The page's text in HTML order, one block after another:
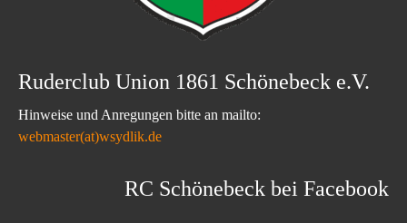
Ruderclub Union 1861 Schönebeck e.V.
Hinweise und Anregungen bitte an mailto:
webmaster(at)wsydlik.de
RC Schönebeck bei Facebook